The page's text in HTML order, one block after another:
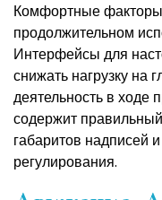
Комфортные
продолжительном
Интерфейсы для
снижать нагрузку на
деятельность в ходе
содержит
габаритов надписей
регулирования.